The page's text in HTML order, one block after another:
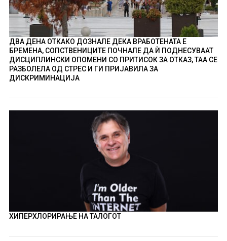
ДВА ДЕНА ОТКАКО ДОЗНАЛЕ ДЕКА ВРАБОТЕНАТА Е
БРЕМЕНА, СОПСТВЕНИЦИТЕ ПОЧНАЛЕ ДА Ѝ ПОДНЕСУВААТ
ДИСЦИПЛИНСКИ ОПОМЕНИ СО ПРИТИСОК ЗА ОТКАЗ, ТАА СЕ
РАЗБОЛЕЛА ОД СТРЕС И ГИ ПРИЈАВИЛА ЗА
ДИСКРИМИНАЦИЈА
ХИПЕРХЛОРИРАЊЕ НА ТАЛОГОТ